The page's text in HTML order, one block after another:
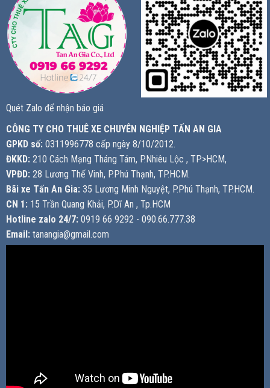
Quét Zalo để nhận báo giá
CÔNG TY CHO THUÊ XE CHUYÊN NGHIỆP TẤN AN GIA
GPKD số: 0311996778 cấp ngày 8/10/2012.
ĐKKD: 210 Cách Mạng Tháng Tám, P.Nhiêu Lộc , TP>HCM,
VPĐD: 28 Lương Thế Vinh, P.Phú Thạnh, TP.HCM.
Bãi xe Tấn An Gia: 35 Lương Minh Nguyệt, P.Phú Thạnh, TP.HCM.
CN 1: 15 Trần Quang Khải, P.Dĩ An , Tp.HCM
Hotline zalo 24/7: 0919 66 9292 - 090.66.777.38
Email: tanangia@gmail.com